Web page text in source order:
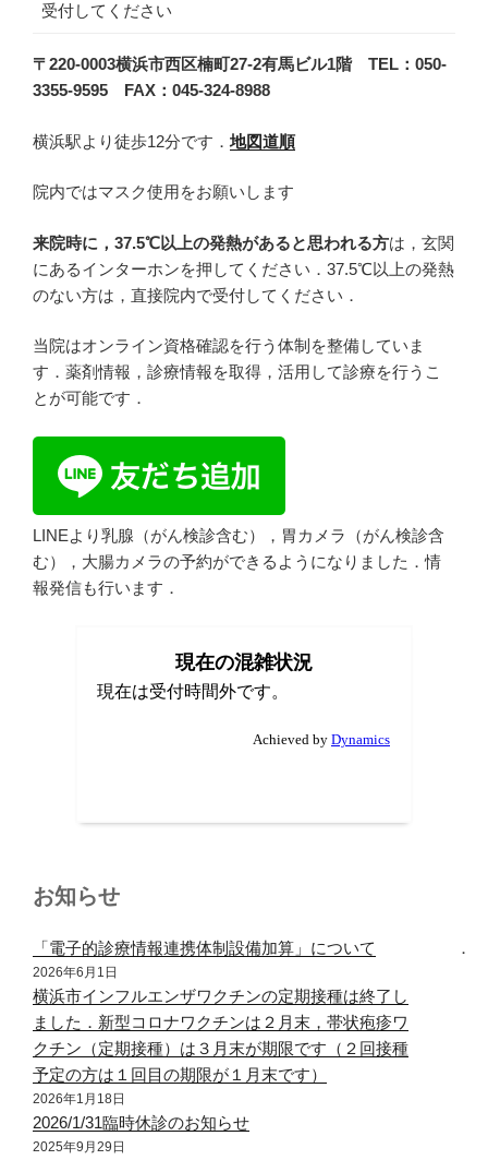
受付してください
〒220-0003横浜市西区楠町27-2有馬ビル1階
TEL：050-
3355-9595 FAX：045-324-8988
横浜駅より徒歩12分です．地図道順
院内ではマスク使用をお願いします
来院時に，37.5℃以上の発熱があると思われる方は，玄関
にあるインターホンを押してください．37.5℃以上の発熱
のない方は，直接院内で受付してください．
当院はオンライン資格確認を行う体制を整備していま
す．薬剤情報，診療情報を取得，活用して診療を行うこ
とが可能です．
LINEより乳腺（がん検診含む），胃カメラ（がん検診含
む），大腸カメラの予約ができるようになりました．情
報発信も行います．
お知らせ
「電子的診療情報連携体制設備加算」について
2026年6月1日
横浜市インフルエンザワクチンの定期接種は終了し
ました．新型コロナワクチンは２月末，帯状疱疹ワ
クチン（定期接種）は３月末が期限です（２回接種
予定の方は１回目の期限が１月末です）
2026年1月18日
2026/1/31臨時休診のお知らせ
2025年9月29日
．